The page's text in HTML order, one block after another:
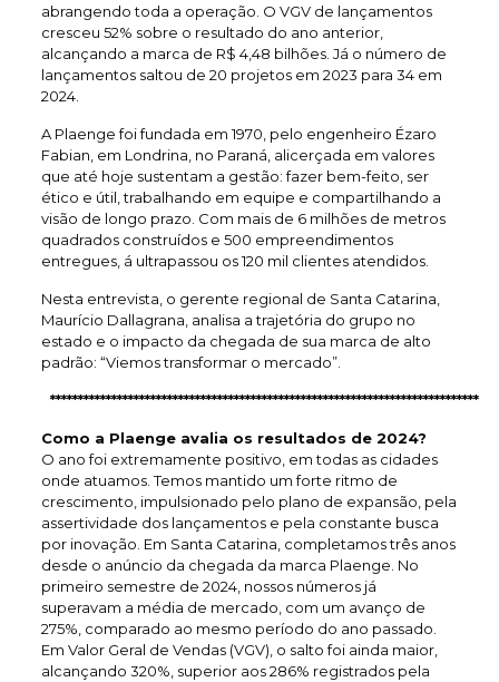
abrangendo toda a operação. O VGV de lançamentos
cresceu 52% sobre o resultado do ano anterior,
alcançando a marca de R$ 4,48 bilhões. Já o número de
lançamentos saltou de 20 projetos em 2023 para 34 em
2024.
A Plaenge foi fundada em 1970, pelo engenheiro Ézaro
Fabian, em Londrina, no Paraná, alicerçada em valores
que até hoje sustentam a gestão: fazer bem-feito, ser
ético e útil, trabalhando em equipe e compartilhando a
visão de longo prazo. Com mais de 6 milhões de metros
quadrados construídos e 500 empreendimentos
entregues, á ultrapassou os 120 mil clientes atendidos.
Nesta entrevista, o gerente regional de Santa Catarina,
Maurício Dallagrana, analisa a trajetória do grupo no
estado e o impacto da chegada de sua marca de alto
padrão: “Viemos transformar o mercado”.
*****************************************************************************
Como a Plaenge avalia os resultados de 2024?
O ano foi extremamente positivo, em todas as cidades
onde atuamos. Temos mantido um forte ritmo de
crescimento, impulsionado pelo plano de expansão, pela
assertividade dos lançamentos e pela constante busca
por inovação. Em Santa Catarina, completamos três anos
desde o anúncio da chegada da marca Plaenge. No
primeiro semestre de 2024, nossos números já
superavam a média de mercado, com um avanço de
275%, comparado ao mesmo período do ano passado.
Em Valor Geral de Vendas (VGV), o salto foi ainda maior,
alcançando 320%, superior aos 286% registrados pela